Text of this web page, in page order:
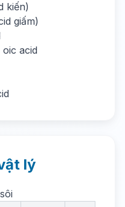
kiến)
giấm)
acid
lý